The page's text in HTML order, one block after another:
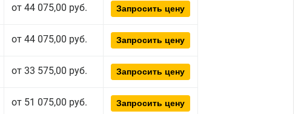
от 44 075,00 руб. Запросить цену
от 44 075,00 руб. Запросить цену
от 33 575,00 руб. Запросить цену
от 51 075,00 руб. Запросить цену